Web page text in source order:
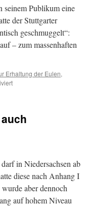
seinem Publikum eine
der Stuttgarter
geschmuggelt“:
– zum massenhaften
Erhaltung der Eulen,
für
Sterns
in Niedersachsen ab
diese nach Anhang I
aber dennoch
auf hohem Niveau